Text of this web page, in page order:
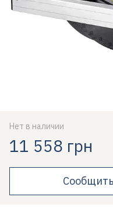
Нет в наличии
11 558 грн